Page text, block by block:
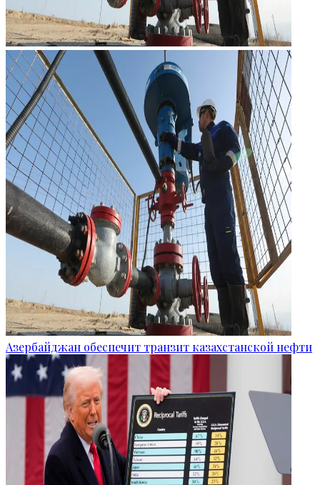
Азербайджан обеспечит транзит казахстанской нефти